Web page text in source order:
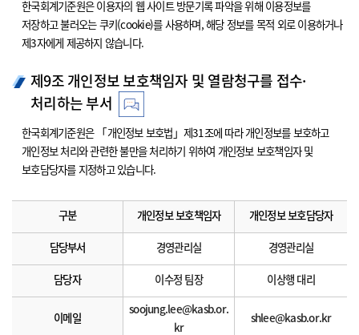
한국회계기준원은 이용자의 웹 사이트 방문기록 파악을 위해 이용정보를
저장하고 불러오는 쿠키(cookie)를 사용하며, 해당 정보를 목적 외로 이용하거나
제3자에게 제공하지 않습니다.
제9조 개인정보 보호책임자 및 열람청구를 접수·
처리하는 부서
한국회계기준원은 「개인정보 보호법」제31조에 따라 개인정보를 보호하고
개인정보 처리와 관련한 불만을 처리하기 위하여 개인정보 보호책임자 및
보호담당자를 지정하고 있습니다.
구분 개인정보 보호책임자 개인정보 보호담당자
담당부서 경영관리실 경영관리실
담당자 이수정 팀장 이상행 대리
이메일
soojung.lee@kasb.or.
kr
shlee@kasb.or.kr